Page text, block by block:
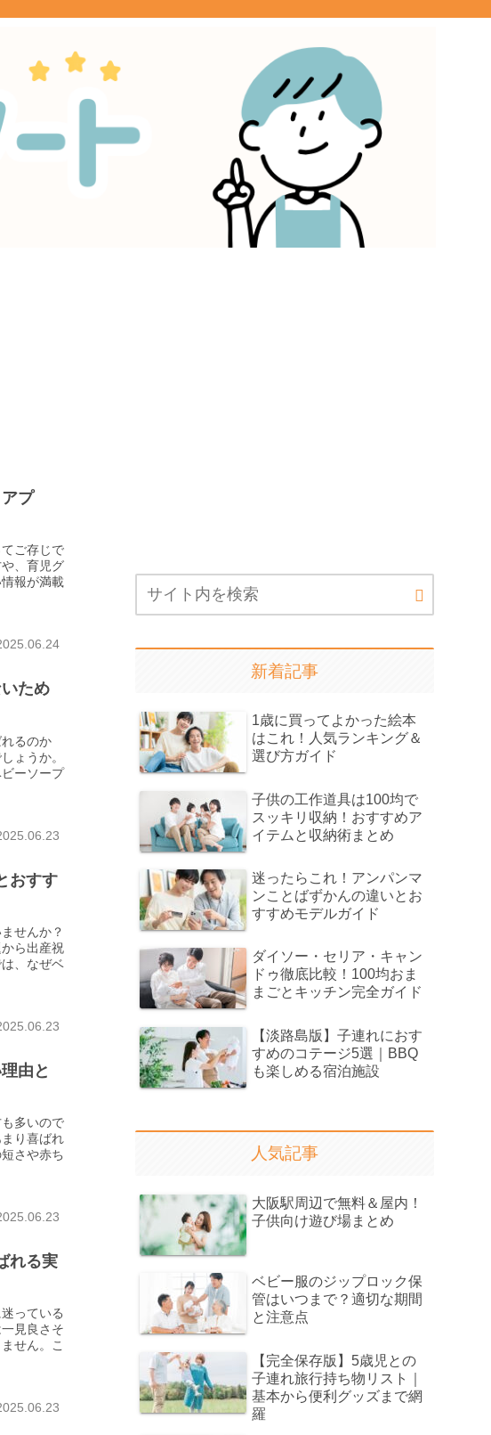
プ
ご存じで
、育児グ
報が満載
ため
るのか
ょうか。
ーソープ
おすす
せんか？
ら出産祝
、なぜベ
由と
多いので
り喜ばれ
さや赤ち
れる実
っている
見良さそ
せん。こ
新着記事
1歳に買ってよかった絵本
はこれ！人気ランキング＆
選び方ガイド
子供の工作道具は100均で
スッキリ収納！おすすめア
イテムと収納術まとめ
迷ったらこれ！アンパンマ
ンことばずかんの違いとお
すすめモデルガイド
ダイソー・セリア・キャン
ドゥ徹底比較！100均おま
まごとキッチン完全ガイド
【淡路島版】子連れにおす
すめのコテージ5選｜BBQ
も楽しめる宿泊施設
人気記事
大阪駅周辺で無料＆屋内！
子供向け遊び場まとめ
ベビー服のジップロック保
管はいつまで？適切な期間
と注意点
【完全保存版】5歳児との
子連れ旅行持ち物リスト｜
基本から便利グッズまで網
羅